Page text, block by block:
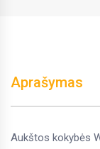
Aprašymas
Aukštos kokybės